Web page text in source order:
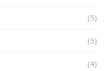
(5)
(5)
(4)